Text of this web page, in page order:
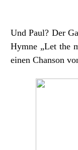
Und Paul? Der
Hymne „Let the
einen Chanson